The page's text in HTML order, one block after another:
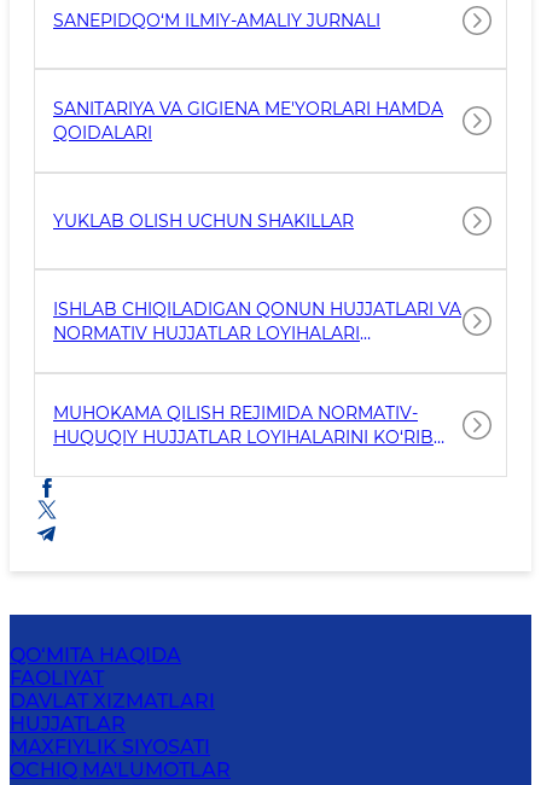
SANEPIDQO‘M ILMIY-AMALIY JURNALI
SANITARIYA VA GIGIENA ME'YORLARI HAMDA
QOIDALARI
YUKLAB OLISH UCHUN SHAKILLAR
ISHLAB CHIQILADIGAN QONUN HUJJATLARI VA
NORMATIV HUJJATLAR LOYIHALARI
MUHOKAMA QILISH REJIMIDA NORMATIV-
HUQUQIY HUJJATLAR LOYIHALARINI KO‘RIB
QO‘MITA HAQIDA
FAOLIYAT
DAVLAT XIZMATLARI
HUJJATLAR
MAXFIYLIK SIYOSATI
OCHIQ MA'LUMOTLAR